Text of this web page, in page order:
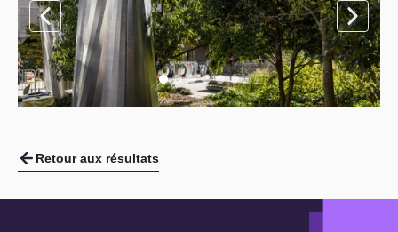
Retour aux résultats